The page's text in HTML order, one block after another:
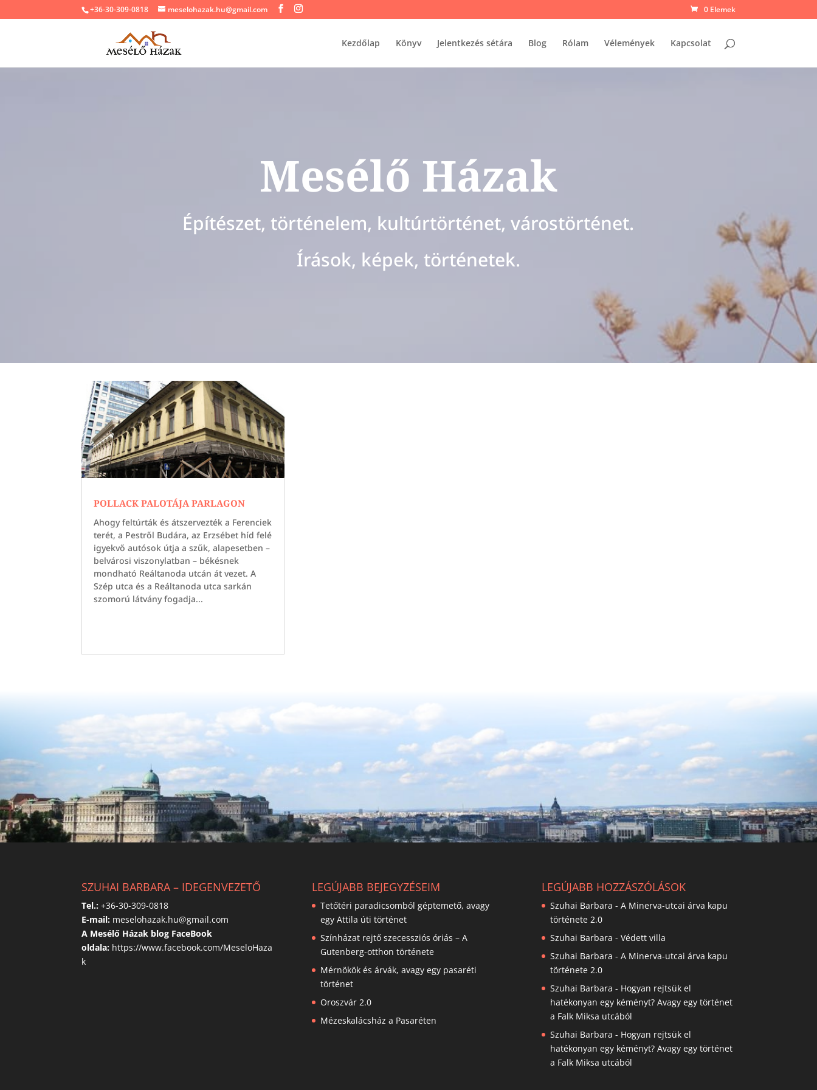
+36-30-309-0818 meselohazak.hu@gmail.com 0 Elemek
Kezdőlap Könyv Jelentkezés sétára Blog Rólam Vélemények Kapcsolat
Mesélő Házak
Építészet, történelem, kultúrtörténet, várostörténet.
Írások, képek, történetek.
POLLACK PALOTÁJA PARLAGON
Ahogy feltúrták és átszervezték a Ferenciek
terét, a Pestről Budára, az Erzsébet híd felé
igyekvő autósok útja a szűk, alapesetben –
belvárosi viszonylatban – békésnek
mondható Reáltanoda utcán át vezet. A
Szép utca és a Reáltanoda utca sarkán
szomorú látvány fogadja...
SZUHAI BARBARA – IDEGENVEZETŐ
Tel.: +36-30-309-0818
E-mail: meselohazak.hu@gmail.com
A Mesélő Házak blog FaceBook
oldala: https://www.facebook.com/MeseloHaza
k
LEGÚJABB BEJEGYZÉSEIM
Tetőtéri paradicsomból géptemető, avagy
egy Attila úti történet
Színházat rejtő szecessziós óriás – A
Gutenberg-otthon története
Mérnökök és árvák, avagy egy pasaréti
történet
Oroszvár 2.0
Mézeskalácsház a Pasaréten
LEGÚJABB HOZZÁSZÓLÁSOK
Szuhai Barbara - A Minerva-utcai árva kapu
története 2.0
Szuhai Barbara - Védett villa
Szuhai Barbara - A Minerva-utcai árva kapu
története 2.0
Szuhai Barbara - Hogyan rejtsük el
hatékonyan egy kéményt? Avagy egy történet
a Falk Miksa utcából
Szuhai Barbara - Hogyan rejtsük el
hatékonyan egy kéményt? Avagy egy történet
a Falk Miksa utcából